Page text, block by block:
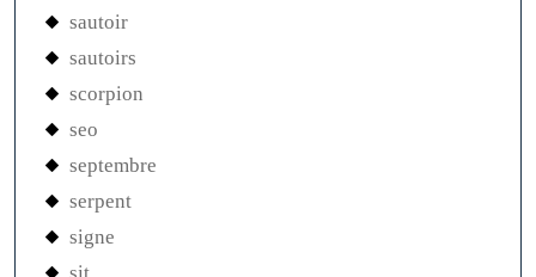
sautoir
sautoirs
scorpion
seo
septembre
serpent
signe